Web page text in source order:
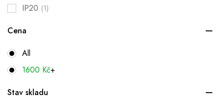
IP20 (1)
Cena
All
1600 Kč+
Stav skladu